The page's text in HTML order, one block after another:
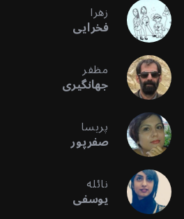
زهرا
فخرایی
مظفر
جهانگیری
پریسا
صفرپور
نائله
یوسفی